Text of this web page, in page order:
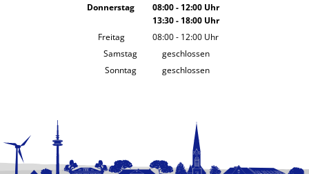
Donnerstag
08:00- 12:00Uhr
Von 08:00 bis 12:00 Uhr
13:30- 18:00Uhr
Von 13:30 bis 18:00 Uhr
Freitag 08:00- 12:00 Uhr
Von 08:00 bis 12:00 Uhr
Samstag
geschlossen
Sonntag
geschlossen